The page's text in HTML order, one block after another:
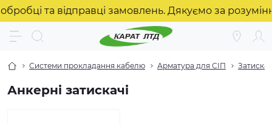
та відправці замовлень. Дякуємо за розуміння!
Системи прокладання кабелю Арматура для СІП
Анкерні затискачі